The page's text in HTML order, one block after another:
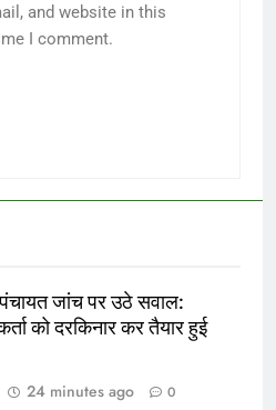
and website in this
I comment.
पंचायत जांच पर उठे सवाल:
को दरकिनार कर तैयार हुई
24 minutes ago 0